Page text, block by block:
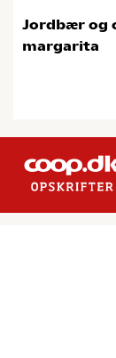
Jordbær og
margarita